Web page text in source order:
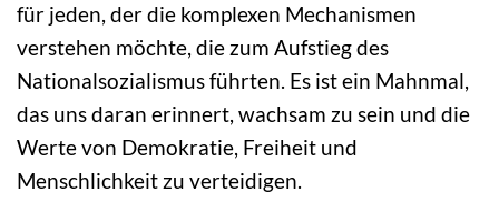
für jeden, der die komplexen Mechanismen
verstehen möchte, die zum Aufstieg des
Nationalsozialismus führten. Es ist ein Mahnmal,
das uns daran erinnert, wachsam zu sein und die
Werte von Demokratie, Freiheit und
Menschlichkeit zu verteidigen.